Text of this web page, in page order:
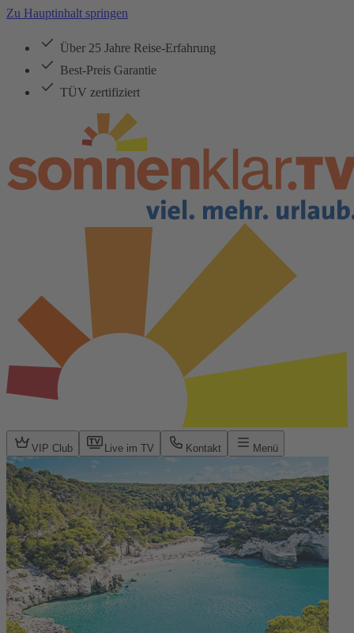
Zu Hauptinhalt springen
Über 25 Jahre Reise-Erfahrung
Best-Preis Garantie
TÜV zertifiziert
VIP Club Live im TV Kontakt Menü